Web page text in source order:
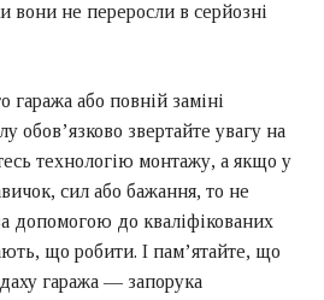
вони не переросли в серйозні
гаража або повній заміні
обов’язково звертайте увагу на
технологію монтажу, а якщо у
сил або бажання, то не
допомогою до кваліфікованих
що робити. І пам’ятайте, що
даху гаража — запорука